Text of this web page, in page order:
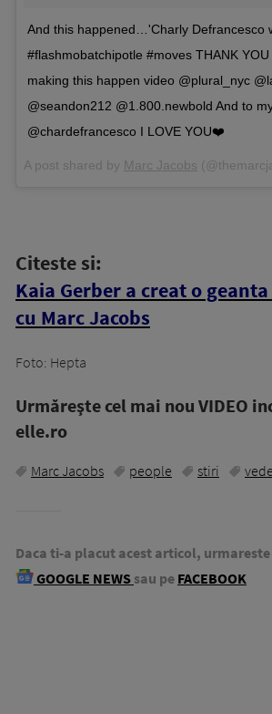
And this happened…'Charly Defrancesco
#flashmobatchipotle #moves THANK
making this happen video @plural_nyc
@seandon212 @1.800.newbold And to
@chardefrancesco I LOVE YOU❤️
A post shared by Marc Jacobs
Citeste si:
Kaia Gerber a creat o
cu Marc Jacobs
Foto: Hepta
Urmăreşte cel mai nou VIDEO
elle.ro
Marc Jacobs people stiri
Daca ti-a placut acest articol, urmareste
GOOGLE NEWS sau pe FACEBOOK